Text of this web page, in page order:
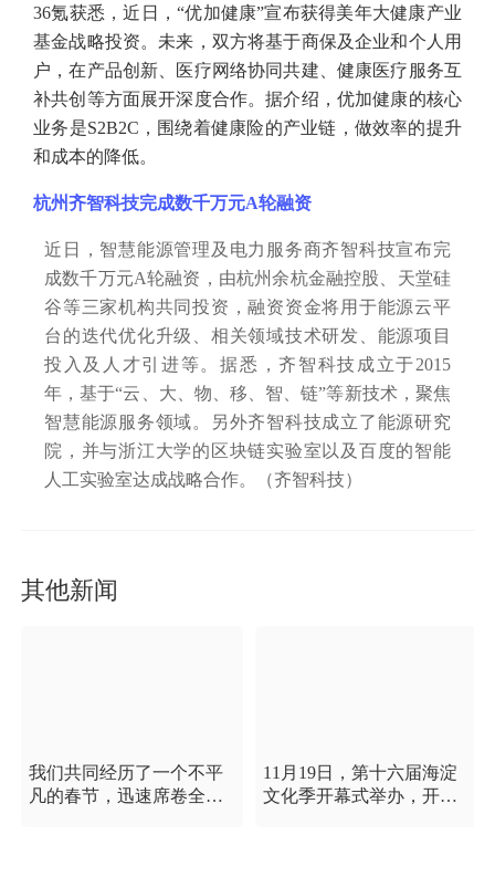
36氪获悉，近日，“优加健康”宣布获得美年大健康产业
基金战略投资。未来，双方将基于商保及企业和个人用
户，在产品创新、医疗网络协同共建、健康医疗服务互
补共创等方面展开深度合作。据介绍，优加健康的核心
业务是S2B2C，围绕着健康险的产业链，做效率的提升
和成本的降低。
杭州齐智科技完成数千万元A轮融资
近日，智慧能源管理及电力服务商齐智科技宣布完
成数千万元A轮融资，由杭州余杭金融控股、天堂硅
谷等三家机构共同投资，融资资金将用于能源云平
台的迭代优化升级、相关领域技术研发、能源项目
投入及人才引进等。据悉，齐智科技成立于2015
年，基于“云、大、物、移、智、链”等新技术，聚焦
智慧能源服务领域。另外齐智科技成立了能源研究
院，并与浙江大学的区块链实验室以及百度的智能
人工实验室达成战略合作。（齐智科技）
其他新闻
我们共同经历了一个不平
凡的春节，迅速席卷全国
11月19日，第十六届海淀
文化季开幕式举办，开幕